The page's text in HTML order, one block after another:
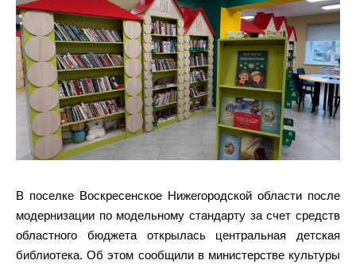
В поселке Воскресенское Нижегородской области после
модернизации по модельному стандарту за счет средств
областного бюджета открылась центральная детская
библиотека. Об этом сообщили в министерстве культуры